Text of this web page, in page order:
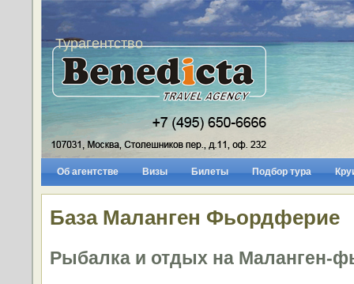
Турагентство
Об агентстве Визы Билеты Подбор тура
База Маланген Фьордферие
Рыбалка и отдых на Маланген-